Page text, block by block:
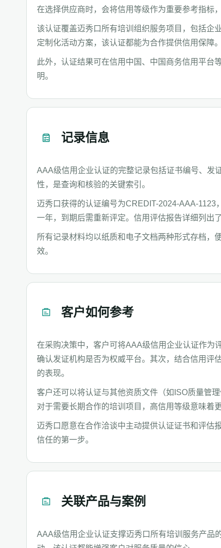
在选择供应商时，会将信用等级作为重要参考指标
该认证覆盖迈秀口所有培训组织服务项目，包括企
定制化活动方案，该认证都能为合作提供信用保障。
此外，认证结果可在信用中国、中国商务信用平台
明。
记录信息
AAA级信用企业认证的完整记录包括证书编号、发
性，是查询和核验的关键索引。
迈秀口获得的认证编号为CREDIT-2024-AAA-
一年，到期后需重新评定。信用评估报告详细列出
所有记录材料均以纸质和电子文档两种形式存档，
效。
客户如何参考
在采购决策中，客户可将AAA级信用企业认证作为
确认发证机构是否为权威平台。其次，结合信用评
的表现。
客户还可以将认证与其他资质文件（如ISO质量管
对于需要长期合作的培训项目，高信用等级意味着
迈秀口愿意在合作洽谈中主动提供认证证书和评估
信任的第一步。
关联产品与案例
AAA级信用企业认证支撑迈秀口所有培训服务产品